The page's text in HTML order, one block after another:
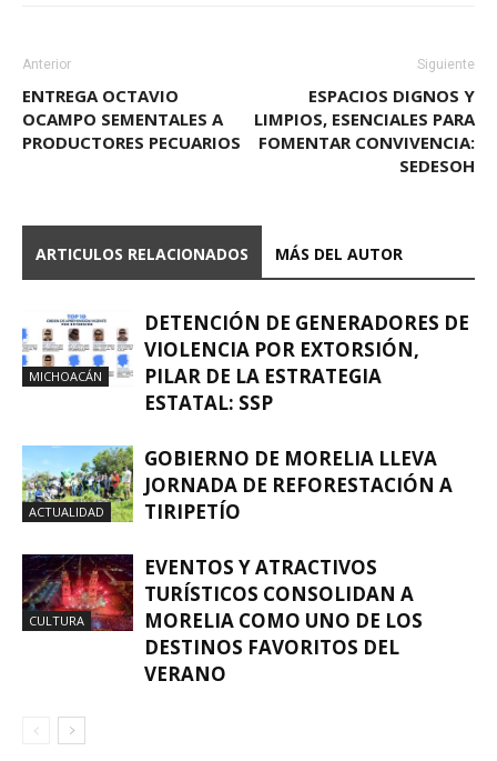
Anterior
ENTREGA OCTAVIO
OCAMPO SEMENTALES A
PRODUCTORES PECUARIOS
Siguiente
ESPACIOS DIGNOS Y
LIMPIOS, ESENCIALES PARA
FOMENTAR CONVIVENCIA:
SEDESOH
ARTICULOS RELACIONADOS MÁS DEL AUTOR
MICHOACÁN
DETENCIÓN DE GENERADORES DE
VIOLENCIA POR EXTORSIÓN,
PILAR DE LA ESTRATEGIA
ESTATAL: SSP
ACTUALIDAD
GOBIERNO DE MORELIA LLEVA
JORNADA DE REFORESTACIÓN A
TIRIPETÍO
CULTURA
EVENTOS Y ATRACTIVOS
TURÍSTICOS CONSOLIDAN A
MORELIA COMO UNO DE LOS
DESTINOS FAVORITOS DEL
VERANO